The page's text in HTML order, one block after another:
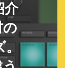
介
。